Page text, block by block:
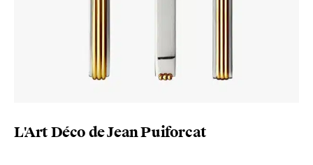
L'Art Déco de Jean Puiforcat